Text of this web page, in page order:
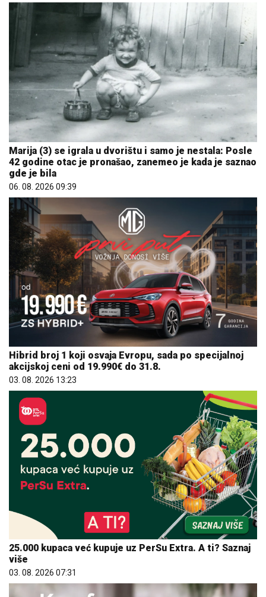
Marija (3) se igrala u dvorištu i samo je nestala: Posle
42 godine otac je pronašao, zanemeo je kada je saznao
gde je bila
06. 08. 2026 09:39
Hibrid broj 1 koji osvaja Evropu, sada po specijalnoj
akcijskoj ceni od 19.990€ do 31.8.
03. 08. 2026 13:23
25.000 kupaca već kupuje uz PerSu Extra. A ti? Saznaj
više
03. 08. 2026 07:31